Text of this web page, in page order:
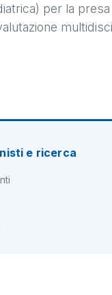
per la
e ricerca